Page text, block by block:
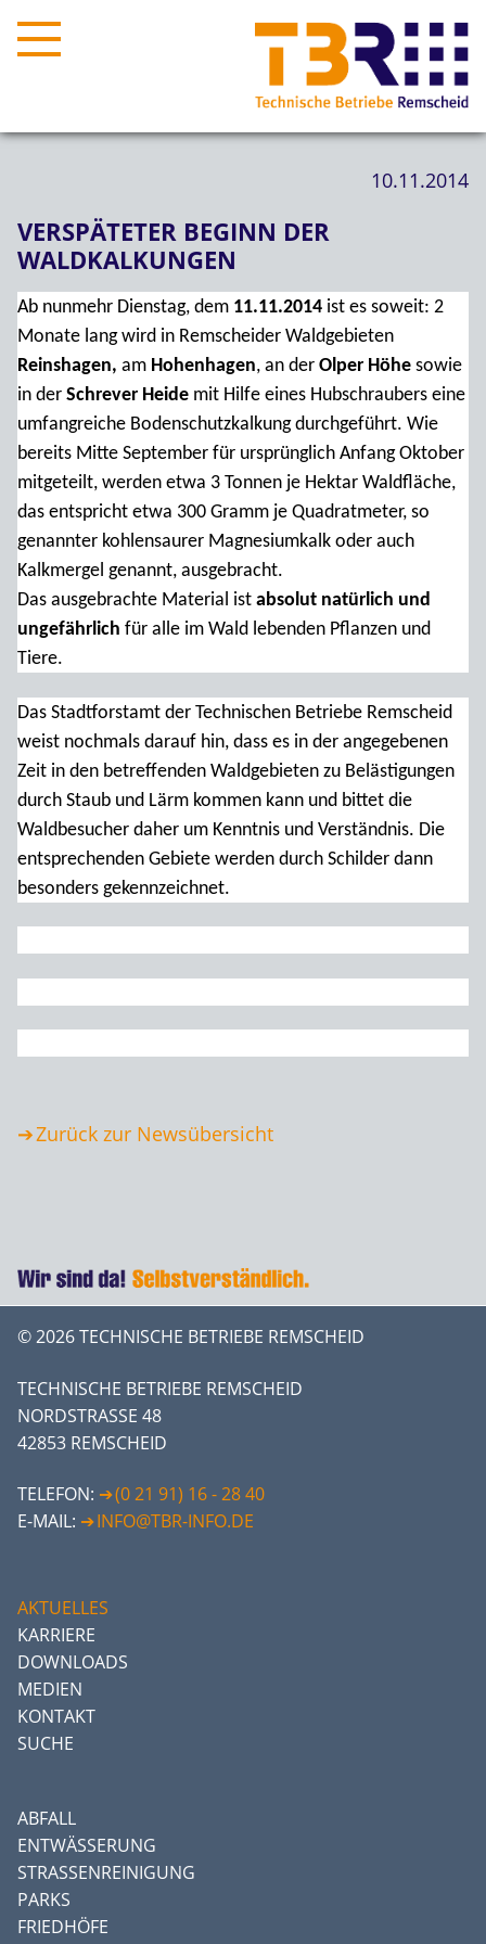
10.11.2014
VERSPÄTETER BEGINN DER
WALDKALKUNGEN
Ab nunmehr Dienstag, dem 11.11.2014 ist es soweit: 2
Monate lang wird in Remscheider Waldgebieten
Reinshagen, am Hohenhagen, an der Olper Höhe sowie
in der Schrever Heide mit Hilfe eines Hubschraubers eine
umfangreiche Bodenschutzkalkung durchgeführt. Wie
bereits Mitte September für ursprünglich Anfang Oktober
mitgeteilt, werden etwa 3 Tonnen je Hektar Waldfläche,
das entspricht etwa 300 Gramm je Quadratmeter, so
genannter kohlensaurer Magnesiumkalk oder auch
Kalkmergel genannt, ausgebracht.
Das ausgebrachte Material ist absolut natürlich und
ungefährlich für alle im Wald lebenden Pflanzen und
Tiere.
Das Stadtforstamt der Technischen Betriebe Remscheid
weist nochmals darauf hin, dass es in der angegebenen
Zeit in den betreffenden Waldgebieten zu Belästigungen
durch Staub und Lärm kommen kann und bittet die
Waldbesucher daher um Kenntnis und Verständnis. Die
entsprechenden Gebiete werden durch Schilder dann
besonders gekennzeichnet.
Zurück zur Newsübersicht
© 2026 TECHNISCHE BETRIEBE REMSCHEID
TECHNISCHE BETRIEBE REMSCHEID
NORDSTRASSE 48
42853 REMSCHEID
TELEFON:
(0 21 91) 16 - 28 40
E-MAIL:
INFO@TBR-INFO.DE
AKTUELLES
KARRIERE
DOWNLOADS
MEDIEN
KONTAKT
SUCHE
ABFALL
ENTWÄSSERUNG
STRASSENREINIGUNG
PARKS
FRIEDHÖFE